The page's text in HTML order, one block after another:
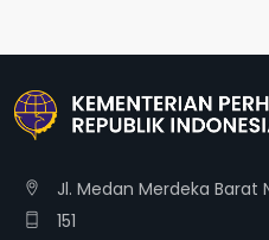
Jl. Medan Merdeka Barat
151